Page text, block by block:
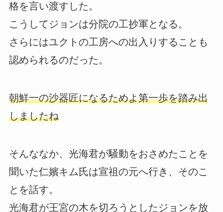
格を言い渡すした。
こうしてジョンは分院の工抄軍となる。
さらにはユクトの工房への出入りすることも
認められるのだった。
朝鮮一の沙器匠になるためよ第一歩を踏み出
しましたね
そんななか、光海君が騒動をおさめたことを
聞いた仁嬪キム氏は宣祖の元へ行き、そのこ
とを話す。
光海君が王宮の木を切ろうとしたジョンを放